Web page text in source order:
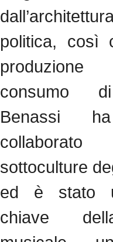
politica, così
consumo
Benassi
sottoculture
ed è stato
chiave